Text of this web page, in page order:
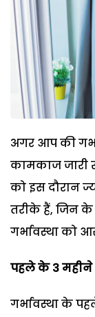
अगर आप की
कामकाज
को इस दौरान
तरीके हैं, जिन
गर्भावस्था को
पहले के 3 महीने
गर्भावस्था के